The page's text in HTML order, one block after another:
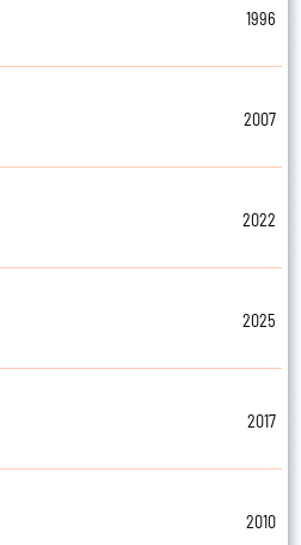
1996
2007
2022
2025
2017
2010